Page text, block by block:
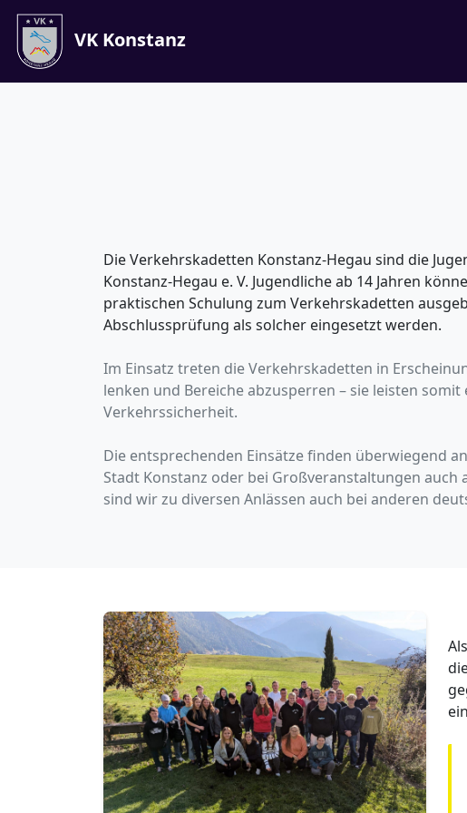
VK Konstanz
Die Verkehrskadetten Konstanz-Hegau sind die
Konstanz-Hegau e. V. Jugendliche ab 14 Jahren
praktischen Schulung zum Verkehrskadetten
Abschlussprüfung als solcher eingesetzt werden.
Im Einsatz treten die Verkehrskadetten in
lenken und Bereiche abzusperren – sie leisten
Verkehrssicherheit.
Die entsprechenden Einsätze finden überwiegend
Stadt Konstanz oder bei Großveranstaltungen
sind wir zu diversen Anlässen auch bei anderen